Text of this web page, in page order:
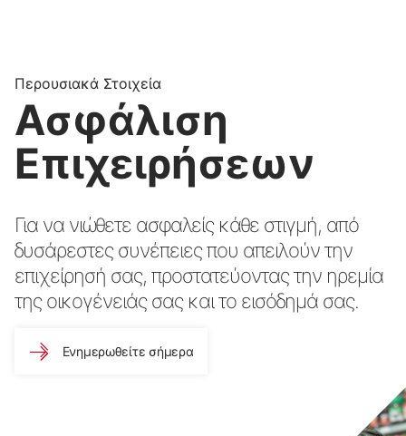
Περουσιακά Στοιχεία
Ασφάλιση
Επιχειρήσεων
Για να νιώθετε ασφαλείς κάθε στιγμή, από
δυσάρεστες συνέπειες που απειλούν την
επιχείρησή σας, προστατεύοντας την ηρεμία
της οικογένειάς σας και το εισόδημά σας.
Ενημερωθείτε σήμερα